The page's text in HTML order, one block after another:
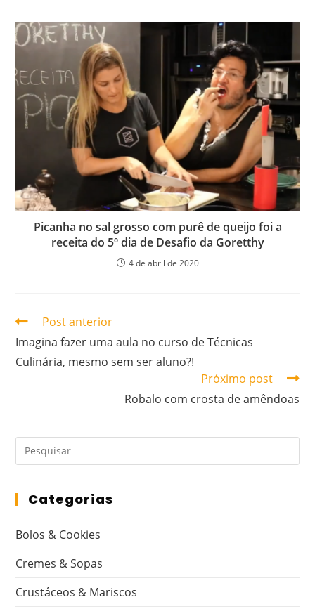
Picanha no sal grosso com purê de queijo foi a
receita do 5º dia de Desafio da Goretthy
4 de abril de 2020
Post anterior
Imagina fazer uma aula no curso de Técnicas
Culinária, mesmo sem ser aluno?!
Próximo post
Robalo com crosta de amêndoas
Categorias
Bolos & Cookies
Cremes & Sopas
Crustáceos & Mariscos